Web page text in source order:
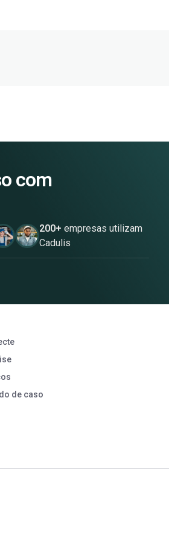
com
200+ empresas utilizam
Cadulis
de caso